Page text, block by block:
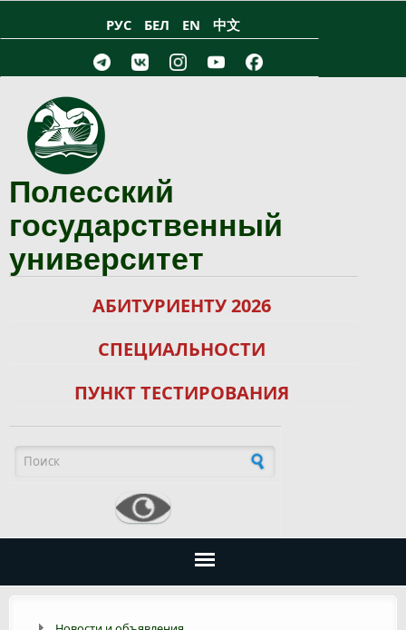
РУС БЕЛ EN 中文
Полесский
государственный
университет
АБИТУРИЕНТУ 2026
СПЕЦИАЛЬНОСТИ
ПУНКТ ТЕСТИРОВАНИЯ